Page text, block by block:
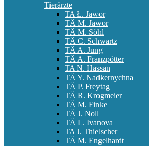
Tierärzte
TA Ł. Jawor
TÄ M. Jawor
TÄ M. Söhl
TÄ C. Schwartz
TÄ A. Jung
TÄ A. Franzpötter
TA N. Hassan
TÄ Y. Nadkernychna
TÄ P. Freytag
TÄ R. Krogmeier
TÄ M. Finke
TÄ J. Noll
TÄ L. Ivanova
TA J. Thielscher
TÄ M. Engelhardt